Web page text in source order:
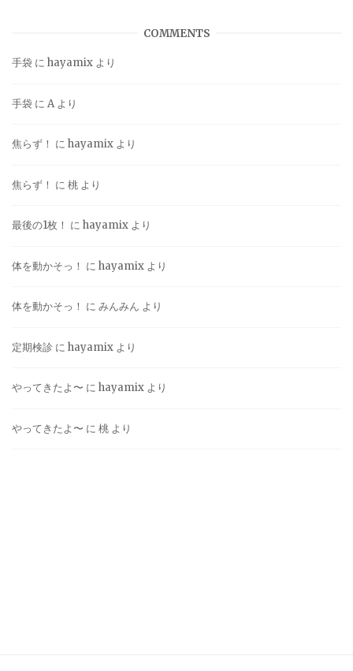
COMMENTS
手袋 に hayamix より
手袋 に Aより
焦らず！ に hayamix より
焦らず！ に 桃 より
最後の1枚！ に hayamix より
体を動かそっ！ に hayamix より
体を動かそっ！ に みんみん より
定期検診 に hayamix より
やってきたよ〜 に hayamix より
やってきたよ〜 に 桃 より